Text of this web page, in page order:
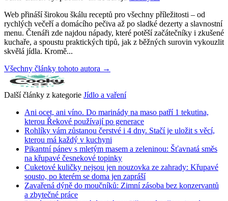
Web přináší širokou škálu receptů pro všechny příležitosti – od
rychlých večeří a domácího pečiva až po sladké dezerty a slavnostní
menu. Čtenáři zde najdou nápady, které potěší začátečníky i zkušené
kuchaře, a spoustu praktických tipů, jak z běžných surovin vykouzlit
skvělá jídla. Kromě...
Všechny články tohoto autora →
Další články z kategorie Jídlo a vaření
Ani ocet, ani víno. Do marinády na maso patří 1 tekutina,
kterou Řekové používají po generace
Rohlíky vám zůstanou čerstvé i 4 dny. Stačí je uložit s věcí,
kterou má každý v kuchyni
Pikantní pánev s mletým masem a zeleninou: Šťavnatá směs
na křupavé česnekové topinky
Cuketové kuličky nejsou jen nouzovka ze zahrady: Křupavé
sousto, po kterém se doma jen zapráší
Zavařená dýně do moučníků: Zimní zásoba bez konzervantů
a zbytečné práce